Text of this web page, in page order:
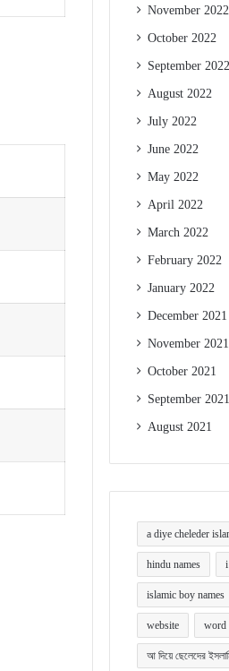
November 2022
October 2022
September 2022
August 2022
July 2022
June 2022
May 2022
April 2022
March 2022
February 2022
January 2022
December 2021
November 2021
October 2021
September 2021
August 2021
a diye cheleder
hindu names i
islamic boy names
website word
আ দিয়ে ছেলেদের